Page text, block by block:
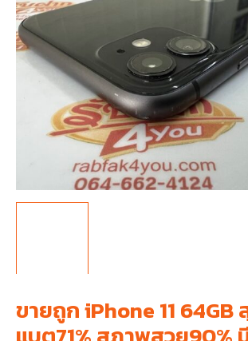
ขายถูก iPhone 11 64GB